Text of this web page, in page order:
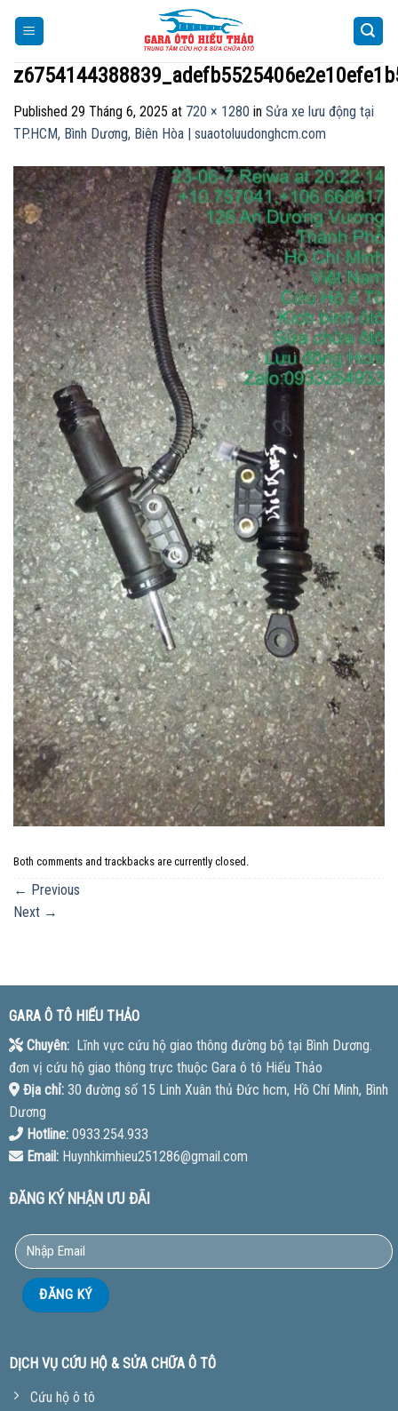
Published 29 Tháng 6, 2025 at 720 × 1280 in Sửa xe lưu động tại
TP.HCM, Bình Dương, Biên Hòa | suaotoluudonghcm.com
Both comments and trackbacks are currently closed.
← Previous
Next →
GARA Ô TÔ HIẾU THẢO
Chuyên:Lĩnh vực cứu hộ giao thông đường bộ tại Bình Dương.
đơn vị cứu hộ giao thông trực thuộc Gara ô tô Hiếu Thảo
Địa chỉ:30 đường số 15 Linh Xuân thủ Đức hcm, Hồ Chí Minh, Bình
Dương
Hotline:0933.254.933
Email:Huynhkimhieu251286@gmail.com
ĐĂNG KÝ NHẬN ƯU ĐÃI
DỊCH VỤ CỨU HỘ & SỬA CHỮA Ô TÔ
Cứu hộ ô tô